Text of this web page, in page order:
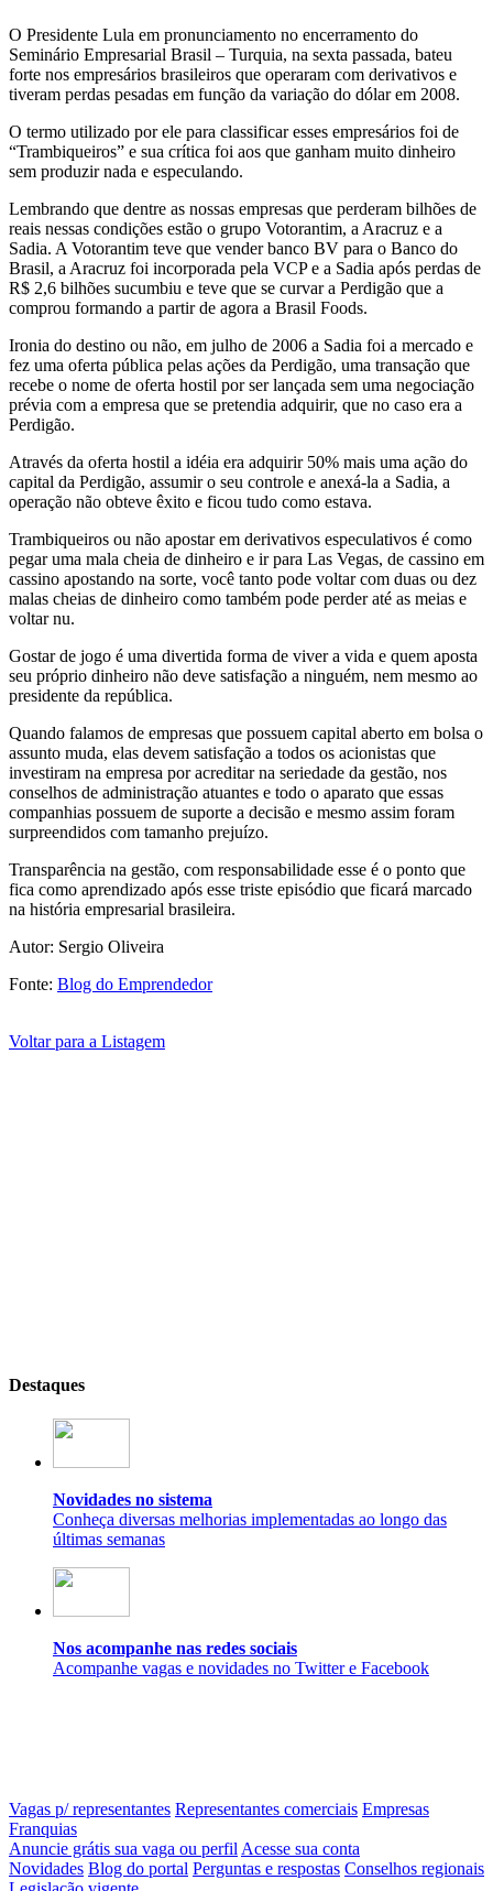
O Presidente Lula em pronunciamento no encerramento do
Seminário Empresarial Brasil – Turquia, na sexta passada, bateu
forte nos empresários brasileiros que operaram com derivativos e
tiveram perdas pesadas em função da variação do dólar em 2008.
O termo utilizado por ele para classificar esses empresários foi de
“Trambiqueiros” e sua crítica foi aos que ganham muito dinheiro
sem produzir nada e especulando.
Lembrando que dentre as nossas empresas que perderam bilhões de
reais nessas condições estão o grupo Votorantim, a Aracruz e a
Sadia. A Votorantim teve que vender banco BV para o Banco do
Brasil, a Aracruz foi incorporada pela VCP e a Sadia após perdas de
R$ 2,6 bilhões sucumbiu e teve que se curvar a Perdigão que a
comprou formando a partir de agora a Brasil Foods.
Ironia do destino ou não, em julho de 2006 a Sadia foi a mercado e
fez uma oferta pública pelas ações da Perdigão, uma transação que
recebe o nome de oferta hostil por ser lançada sem uma negociação
prévia com a empresa que se pretendia adquirir, que no caso era a
Perdigão.
Através da oferta hostil a idéia era adquirir 50% mais uma ação do
capital da Perdigão, assumir o seu controle e anexá-la a Sadia, a
operação não obteve êxito e ficou tudo como estava.
Trambiqueiros ou não apostar em derivativos especulativos é como
pegar uma mala cheia de dinheiro e ir para Las Vegas, de cassino em
cassino apostando na sorte, você tanto pode voltar com duas ou dez
malas cheias de dinheiro como também pode perder até as meias e
voltar nu.
Gostar de jogo é uma divertida forma de viver a vida e quem aposta
seu próprio dinheiro não deve satisfação a ninguém, nem mesmo ao
presidente da república.
Quando falamos de empresas que possuem capital aberto em bolsa o
assunto muda, elas devem satisfação a todos os acionistas que
investiram na empresa por acreditar na seriedade da gestão, nos
conselhos de administração atuantes e todo o aparato que essas
companhias possuem de suporte a decisão e mesmo assim foram
surpreendidos com tamanho prejuízo.
Transparência na gestão, com responsabilidade esse é o ponto que
fica como aprendizado após esse triste episódio que ficará marcado
na história empresarial brasileira.
Autor: Sergio Oliveira
Fonte: Blog do Emprendedor
Voltar para a Listagem
Destaques
Novidades no sistema
Conheça diversas melhorias implementadas ao longo das
últimas semanas
Nos acompanhe nas redes sociais
Acompanhe vagas e novidades no Twitter e Facebook
Vagas p/ representantes Representantes comerciais Empresas
Franquias
Anuncie grátis sua vaga ou perfil Acesse sua conta
Novidades Blog do portal Perguntas e respostas Conselhos regionais